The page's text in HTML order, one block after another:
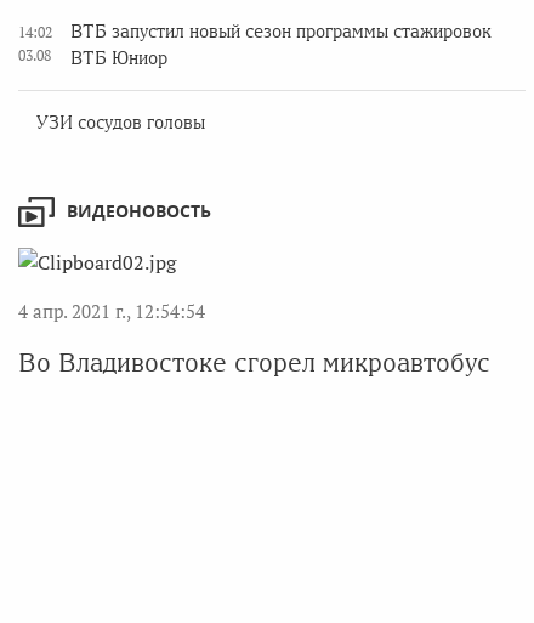
14:02
03.08
ВТБ запустил новый сезон программы стажировок
ВТБ Юниор
УЗИ сосудов головы
ВИДЕОНОВОСТЬ
4 апр. 2021 г., 12:54:54
Во Владивостоке сгорел микроавтобус